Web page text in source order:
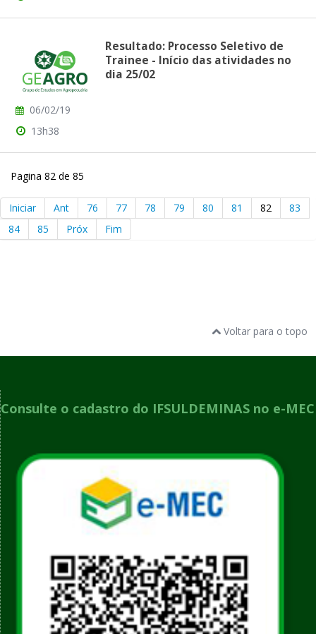
Resultado: Processo Seletivo de
Trainee - Início das atividades no
dia 25/02
06/02/19
13h38
Pagina 82 de 85
Iniciar Ant 76 77 78 79 80 81 82
83
84
85 Próx Fim
Voltar para o topo
Consulte o cadastro do IFSULDEMINAS no e-MEC